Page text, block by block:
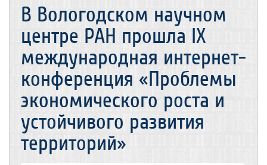
В Вологодском научном
центре РАН прошла IX
международная интернет-
конференция «Проблемы
экономического роста и
устойчивого развития
территорий»